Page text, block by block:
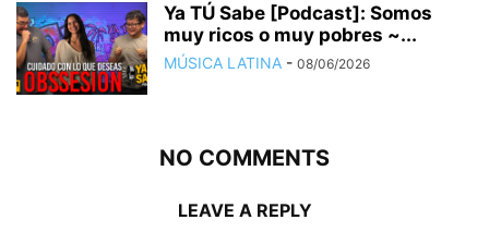
Ya TÚ Sabe [Podcast]: Somos
muy ricos o muy pobres ~...
MÚSICA LATINA - 08/06/2026
NO COMMENTS
LEAVE A REPLY